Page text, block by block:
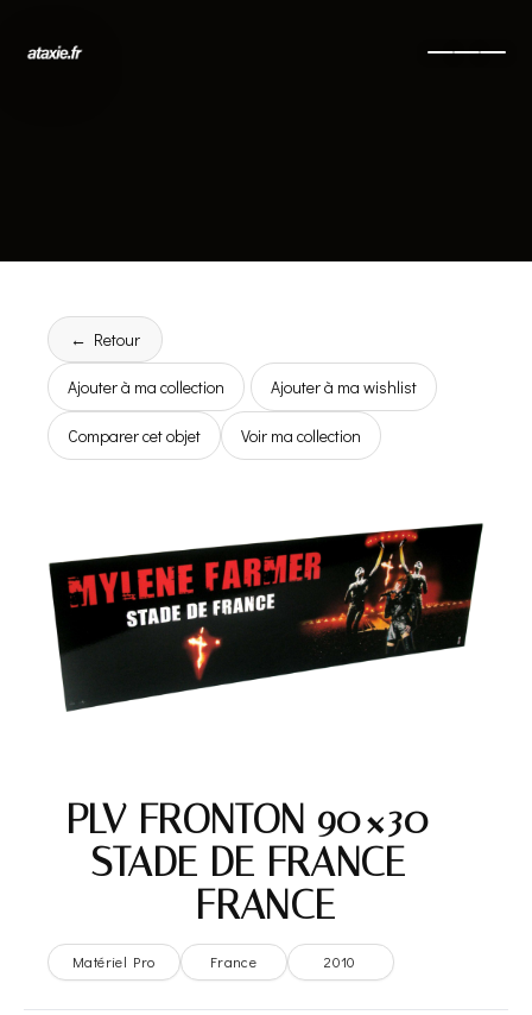
← Retour
Ajouter à ma collection Ajouter à ma wishlist
Comparer cet objet Voir ma collection
PLV FRONTON 90×30 –
STADE DE FRANCE –
FRANCE
Matériel Pro France 2010